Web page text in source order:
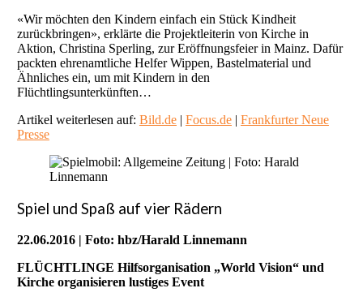
«Wir möchten den Kindern einfach ein Stück Kindheit
zurückbringen», erklärte die Projektleiterin von Kirche in
Aktion, Christina Sperling, zur Eröffnungsfeier in Mainz. Dafür
packten ehrenamtliche Helfer Wippen, Bastelmaterial und
Ähnliches ein, um mit Kindern in den
Flüchtlingsunterkünften…
Artikel weiterlesen auf: Bild.de| Focus.de| Frankfurter Neue
Presse
Spiel und Spaß auf vier Rädern
22.06.2016 | Foto: hbz/Harald Linnemann
FLÜCHTLINGE Hilfsorganisation „World Vision“ und
Kirche organisieren lustiges Event